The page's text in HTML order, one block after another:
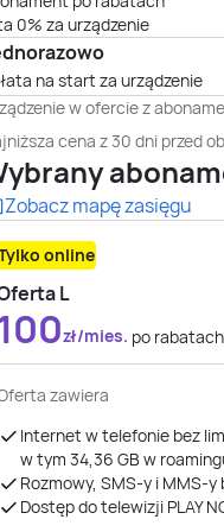
0% za urządzenie
na start za urządzenie
w ofercie z
cena z 30 dni przed
Zobacz mapę zasięgu
online
L
100zł/mies. po rabatach
zawiera
Internet w telefonie bez
w tym 34,36 GB ​​​​​​​w
Rozmowy, SMS-y i MMS-y
Dostęp do telewizji PLAY